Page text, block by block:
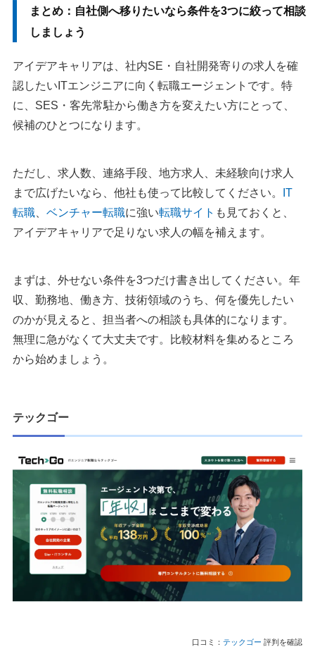
まとめ：自社側へ移りたいなら条件を3つに絞って相談
しましょう
アイデアキャリアは、社内SE・自社開発寄りの求人を確
認したいITエンジニアに向く転職エージェントです。特
に、SES・客先常駐から働き方を変えたい方にとって、
候補のひとつになります。
ただし、求人数、連絡手段、地方求人、未経験向け求人
まで広げたいなら、他社も使って比較してください。
IT
転職
ベンチャー転職に強い転職サイト も見ておくと、
アイデアキャリアで足りない求人の幅を補えます。
まずは、外せない条件を3つだけ書き出してください。年
収、勤務地、働き方、技術領域のうち、何を優先したい
のかが見えると、担当者への相談も具体的になります。
無理に急がなくて大丈夫です。比較材料を集めるところ
から始めましょう。
テックゴー
口コミ： テックゴー 評判を確認